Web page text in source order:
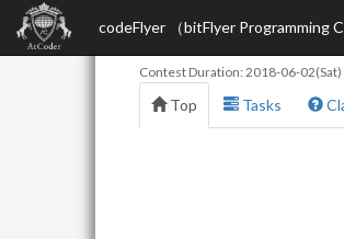
codeFlyer （bitFlyer Programming
Contest Duration: 2018-06-
Top Tasks